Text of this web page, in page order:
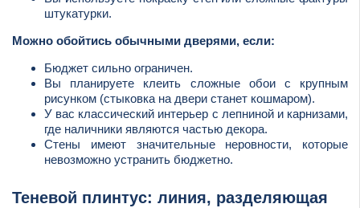
штукатурки.
Можно обойтись обычными дверями, если:
Бюджет сильно ограничен.
Вы планируете клеить сложные обои с крупным
рисунком (стыковка на двери станет кошмаром).
У вас классический интерьер с лепниной и карнизами,
где наличники являются частью декора.
Стены имеют значительные неровности, которые
невозможно устранить бюджетно.
Теневой плинтус: линия, разделяющая